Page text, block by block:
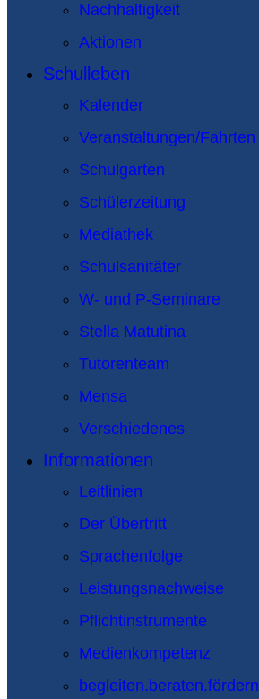
Nachhaltigkeit
Aktionen
Schulleben
Kalender
Veranstaltungen/Fahrten
Schulgarten
Schülerzeitung
Mediathek
Schulsanitäter
W- und P-Seminare
Stella Matutina
Tutorenteam
Mensa
Verschiedenes
Informationen
Leitlinien
Der Übertritt
Sprachenfolge
Leistungsnachweise
Pflichtinstrumente
Medienkompetenz
begleiten.beraten.fördern